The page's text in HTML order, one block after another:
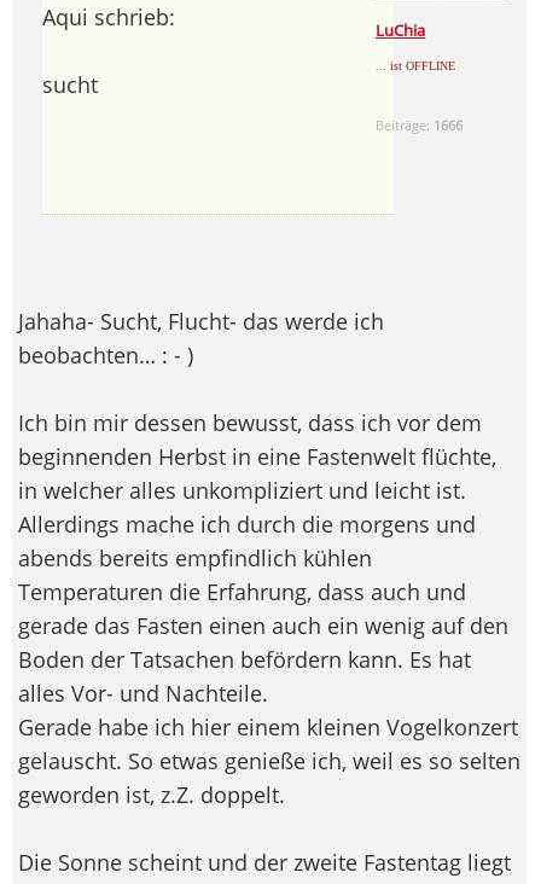
LuChia
... ist OFFLINE
Beiträge: 1666
Aqui schrieb:
sucht
Jahaha- Sucht, Flucht- das werde ich
beobachten… : - )
Ich bin mir dessen bewusst, dass ich vor dem
beginnenden Herbst in eine Fastenwelt flüchte,
in welcher alles unkompliziert und leicht ist.
Allerdings mache ich durch die morgens und
abends bereits empfindlich kühlen
Temperaturen die Erfahrung, dass auch und
gerade das Fasten einen auch ein wenig auf den
Boden der Tatsachen befördern kann. Es hat
alles Vor- und Nachteile.
Gerade habe ich hier einem kleinen Vogelkonzert
gelauscht. So etwas genieße ich, weil es so selten
geworden ist, z.Z. doppelt.
Die Sonne scheint und der zweite Fastentag liegt